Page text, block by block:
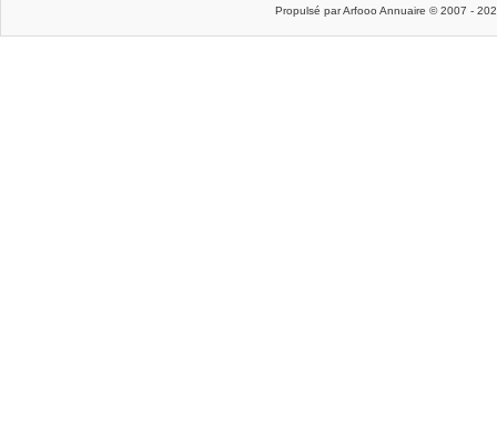
Propulsé par Arfooo Annuaire © 2007 -